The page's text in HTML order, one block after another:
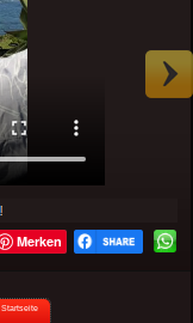
Merken
Startseite